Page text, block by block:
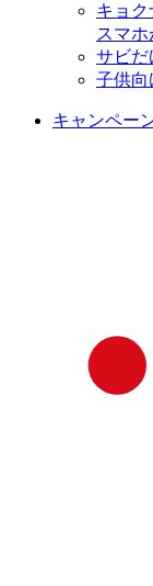
キョク
スマ
サビだ
子供向
キャンペー